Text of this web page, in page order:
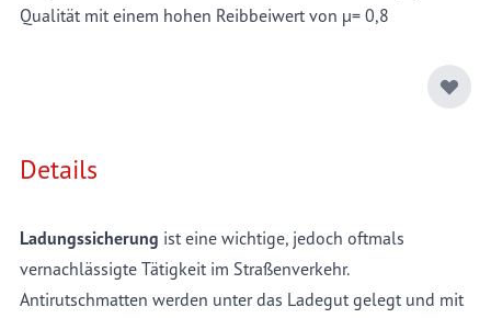
Qualität mit einem hohen Reibbeiwert von µ= 0,8
Details
Ladungssicherung ist eine wichtige, jedoch oftmals
vernachlässigte Tätigkeit im Straßenverkehr.
Antirutschmatten werden unter das Ladegut gelegt und mit